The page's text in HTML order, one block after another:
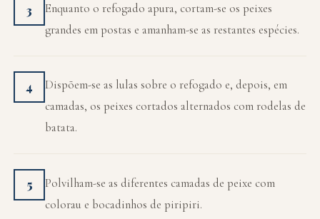
3
Enquanto o refogado apura, cortam-se os peixes
grandes em postas e amanham-se as restantes espécies.
4
Dispõem-se as lulas sobre o refogado e, depois, em
camadas, os peixes cortados alternados com rodelas de
batata.
5
Polvilham-se as diferentes camadas de peixe com
colorau e bocadinhos de piripiri.